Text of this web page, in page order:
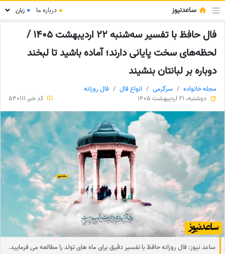
ساعدنیوز ● درباره ما ●
فال حافظ با تفسیر سه‌شنبه 22 اردیبهشت 1405 /
لحظه‌های سخت پایانی دارند؛ آماده باشید تا لبخند
دوباره بر لبانتان بنشیند
مجله خانواده سرگرمی انواع فال
فال روزانه
دوشنبه، 21 اردیبهشت 1405
ID کد خبر 540111
ساعد نیوز: فال روزانه حافظ با تفسیر دقیق برای ماه های تولد را مطالعه می فرمایید.